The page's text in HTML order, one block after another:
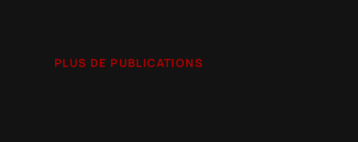
PLUS DE PUBLICATIONS